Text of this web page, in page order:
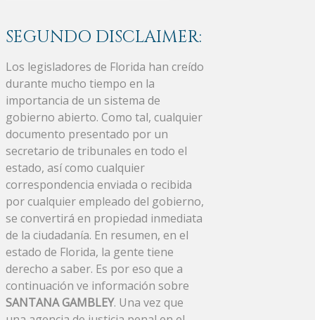
SEGUNDO DISCLAIMER:
Los legisladores de Florida han creído
durante mucho tiempo en la
importancia de un sistema de
gobierno abierto. Como tal, cualquier
documento presentado por un
secretario de tribunales en todo el
estado, así como cualquier
correspondencia enviada o recibida
por cualquier empleado del gobierno,
se convertirá en propiedad inmediata
de la ciudadanía. En resumen, en el
estado de Florida, la gente tiene
derecho a saber. Es por eso que a
continuación ve información sobre
SANTANA GAMBLEY. Una vez que